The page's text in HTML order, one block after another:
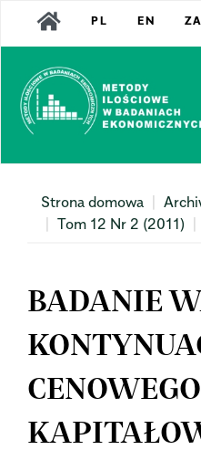
Main
Navigation
Content
Sidebar
PL EN
Strona domowa
Tom 12 Nr 2 (2011)
BADANIE